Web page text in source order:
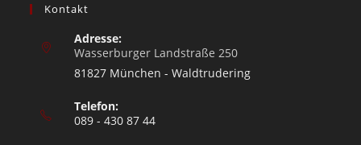
Kontakt
Adresse:
Wasserburger Landstraße 250
81827 München - Waldtrudering
Telefon:
089 - 430 87 44